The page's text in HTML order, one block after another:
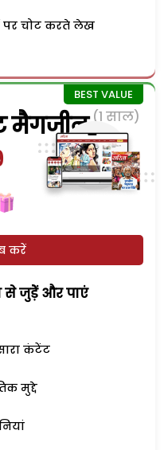
चोट करते लेख
मैगजीन (1 साल)
करें
से जुड़ेें और पाएं
कंटेंट
मुद्दे